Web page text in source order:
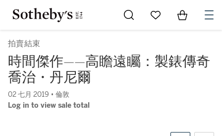
Go to My Favorites
Items in
拍賣結束
時間傑作——高瞻遠矚：製錶傳奇
喬治・丹尼爾
02 七月 2019 • 倫敦
Log in to view sale total